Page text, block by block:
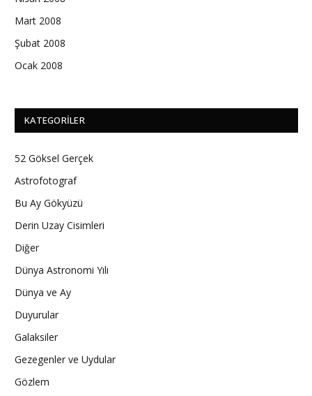
Mart 2008
Şubat 2008
Ocak 2008
KATEGORILER
52 Göksel Gerçek
Astrofotograf
Bu Ay Gökyüzü
Derin Uzay Cisimleri
Diğer
Dünya Astronomi Yılı
Dünya ve Ay
Duyurular
Galaksiler
Gezegenler ve Uydular
Gözlem